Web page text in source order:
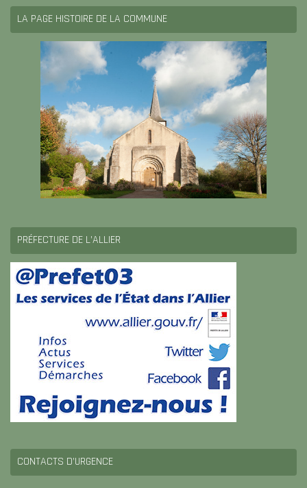
LA PAGE HISTOIRE DE LA COMMUNE
PRÉFECTURE DE L’ALLIER
CONTACTS D’URGENCE